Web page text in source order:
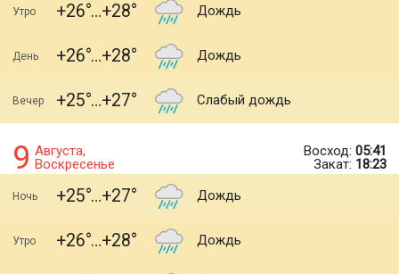
Утро +26 +28 Дождь
День +26 +28 Дождь
Вечер +25 +27 Слабый дождь
9 Августа,
Воскресенье
Восход: 05:41
Закат: 18:23
Ночь +25 +27 Дождь
Утро +26 +28 Дождь